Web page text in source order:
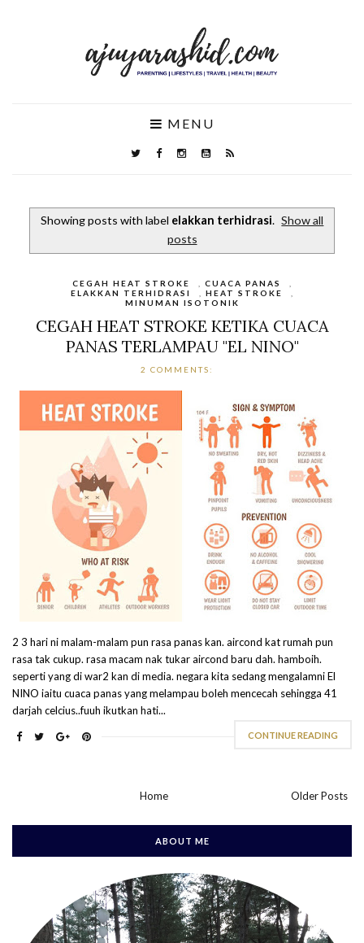
MENU
Showing posts with label elakkan terhidrasi. Show all
posts
CEGAH HEAT STROKE CUACA PANAS
ELAKKAN TERHIDRASI
HEAT STROKE
MINUMAN ISOTONIK
CEGAH HEAT STROKE KETIKA CUACA
PANAS TERLAMPAU "EL NINO"
2 COMMENTS:
2 3 hari ni malam-malam pun rasa panas kan. aircond kat rumah pun
rasa tak cukup. rasa macam nak tukar aircond baru dah. hamboih.
seperti yang di war2 kan di media. negara kita sedang mengalamni El
NINO iaitu cuaca panas yang melampau boleh mencecah sehingga 41
darjah celcius..fuuh ikutkan hati...
CONTINUE READING
Older Posts
Home
ABOUT ME